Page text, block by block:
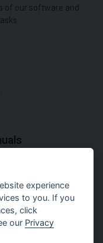
of our software and
how
experience
to you. If you
click
our Privacy